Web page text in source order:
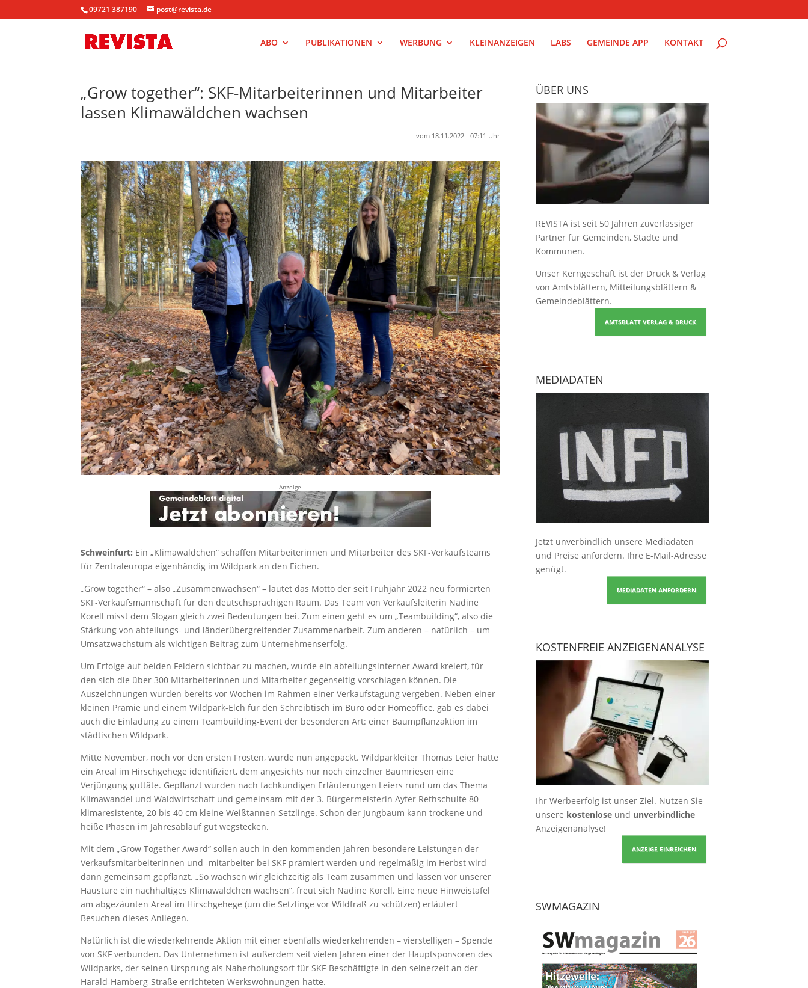
09721 387190 post@revista.de
ABO PUBLIKATIONEN WERBUNG KLEINANZEIGEN LABS GEMEINDE APP KONTAKT
„Grow together“: SKF-Mitarbeiterinnen und Mitarbeiter
lassen Klimawäldchen wachsen
vom 18.11.2022 - 07:11 Uhr
Anzeige
Schweinfurt: Ein „Klimawäldchen“ schaffen Mitarbeiterinnen und Mitarbeiter des SKF-Verkaufsteams
für Zentraleuropa eigenhändig im Wildpark an den Eichen.
„Grow together“ – also „Zusammenwachsen“ – lautet das Motto der seit Frühjahr 2022 neu formierten
SKF-Verkaufsmannschaft für den deutschsprachigen Raum. Das Team von Verkaufsleiterin Nadine
Korell misst dem Slogan gleich zwei Bedeutungen bei. Zum einen geht es um „Teambuilding“, also die
Stärkung von abteilungs- und länderübergreifender Zusammenarbeit. Zum anderen – natürlich – um
Umsatzwachstum als wichtigen Beitrag zum Unternehmenserfolg.
Um Erfolge auf beiden Feldern sichtbar zu machen, wurde ein abteilungsinterner Award kreiert, für
den sich die über 300 Mitarbeiterinnen und Mitarbeiter gegenseitig vorschlagen können. Die
Auszeichnungen wurden bereits vor Wochen im Rahmen einer Verkaufstagung vergeben. Neben einer
kleinen Prämie und einem Wildpark-Elch für den Schreibtisch im Büro oder Homeoffice, gab es dabei
auch die Einladung zu einem Teambuilding-Event der besonderen Art: einer Baumpflanzaktion im
städtischen Wildpark.
Mitte November, noch vor den ersten Frösten, wurde nun angepackt. Wildparkleiter Thomas Leier hatte
ein Areal im Hirschgehege identifiziert, dem angesichts nur noch einzelner Baumriesen eine
Verjüngung guttäte. Gepflanzt wurden nach fachkundigen Erläuterungen Leiers rund um das Thema
Klimawandel und Waldwirtschaft und gemeinsam mit der 3. Bürgermeisterin Ayfer Rethschulte 80
klimaresistente, 20 bis 40 cm kleine Weißtannen-Setzlinge. Schon der Jungbaum kann trockene und
heiße Phasen im Jahresablauf gut wegstecken.
Mit dem „Grow Together Award“ sollen auch in den kommenden Jahren besondere Leistungen der
Verkaufsmitarbeiterinnen und -mitarbeiter bei SKF prämiert werden und regelmäßig im Herbst wird
dann gemeinsam gepflanzt. „So wachsen wir gleichzeitig als Team zusammen und lassen vor unserer
Haustüre ein nachhaltiges Klimawäldchen wachsen“, freut sich Nadine Korell. Eine neue Hinweistafel
am abgezäunten Areal im Hirschgehege (um die Setzlinge vor Wildfraß zu schützen) erläutert
Besuchen dieses Anliegen.
Natürlich ist die wiederkehrende Aktion mit einer ebenfalls wiederkehrenden – vierstelligen – Spende
von SKF verbunden. Das Unternehmen ist außerdem seit vielen Jahren einer der Hauptsponsoren des
Wildparks, der seinen Ursprung als Naherholungsort für SKF-Beschäftigte in den seinerzeit an der
Harald-Hamberg-Straße errichteten Werkswohnungen hatte.
ÜBER UNS
REVISTA ist seit 50 Jahren zuverlässiger
Partner für Gemeinden, Städte und
Kommunen.
Unser Kerngeschäft ist der Druck & Verlag
von Amtsblättern, Mitteilungsblättern &
Gemeindeblättern.
AMTSBLATT VERLAG & DRUCK
MEDIADATEN
Jetzt unverbindlich unsere Mediadaten
und Preise anfordern. Ihre E-Mail-Adresse
genügt.
MEDIADATEN ANFORDERN
KOSTENFREIE ANZEIGENANALYSE
Ihr Werbeerfolg ist unser Ziel. Nutzen Sie
unsere kostenloseund unverbindliche
Anzeigenanalyse!
ANZEIGE EINREICHEN
SWMAGAZIN